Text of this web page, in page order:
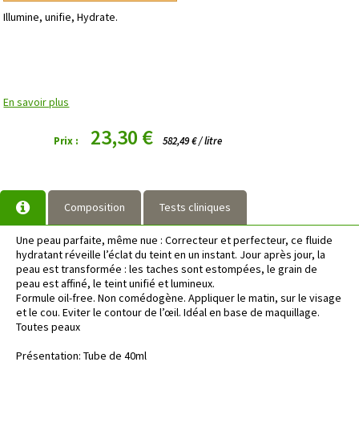
Illumine, unifie, Hydrate.
En savoir plus
Prix : 23,30 € 582,49 € / litre
Composition Tests cliniques
Une peau parfaite, même nue : Correcteur et perfecteur, ce fluide
hydratant réveille l’éclat du teint en un instant. Jour après jour, la
peau est transformée : les taches sont estompées, le grain de
peau est affiné, le teint unifié et lumineux.
Formule oil-free. Non comédogène. Appliquer le matin, sur le visage
et le cou. Eviter le contour de l’œil. Idéal en base de maquillage.
Toutes peaux
Présentation: Tube de 40ml